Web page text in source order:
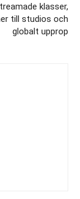
klasser,
till studios och
globalt upprop